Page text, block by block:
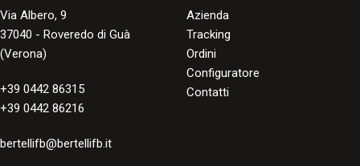
Via Albero, 9
37040 - Roveredo di Guà
(Verona)
+39 0442 86315
+39 0442 86216
bertellifb@bertellifb.it
Azienda
Tracking
Ordini
Configuratore
Contatti